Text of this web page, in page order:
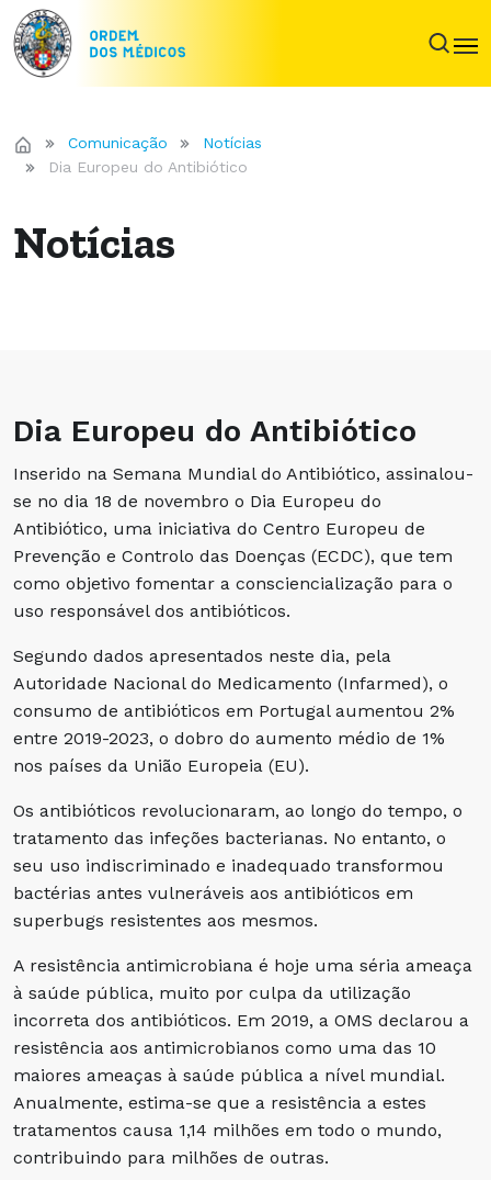
Comunicação
Notícias
Dia Europeu do Antibiótico
Notícias
Dia Europeu do Antibiótico
Inserido na Semana Mundial do Antibiótico, assinalou-
se no dia 18 de novembro o Dia Europeu do
Antibiótico, uma iniciativa do Centro Europeu de
Prevenção e Controlo das Doenças (ECDC), que tem
como objetivo fomentar a consciencialização para o
uso responsável dos antibióticos.
Segundo dados apresentados neste dia, pela
Autoridade Nacional do Medicamento (Infarmed), o
consumo de antibióticos em Portugal aumentou 2%
entre 2019-2023, o dobro do aumento médio de 1%
nos países da União Europeia (EU).
Os antibióticos revolucionaram, ao longo do tempo, o
tratamento das infeções bacterianas. No entanto, o
seu uso indiscriminado e inadequado transformou
bactérias antes vulneráveis aos antibióticos em
superbugs resistentes aos mesmos.
A resistência antimicrobiana é hoje uma séria ameaça
à saúde pública, muito por culpa da utilização
incorreta dos antibióticos. Em 2019, a OMS declarou a
resistência aos antimicrobianos como uma das 10
maiores ameaças à saúde pública a nível mundial.
Anualmente, estima-se que a resistência a estes
tratamentos causa 1,14 milhões em todo o mundo,
contribuindo para milhões de outras.